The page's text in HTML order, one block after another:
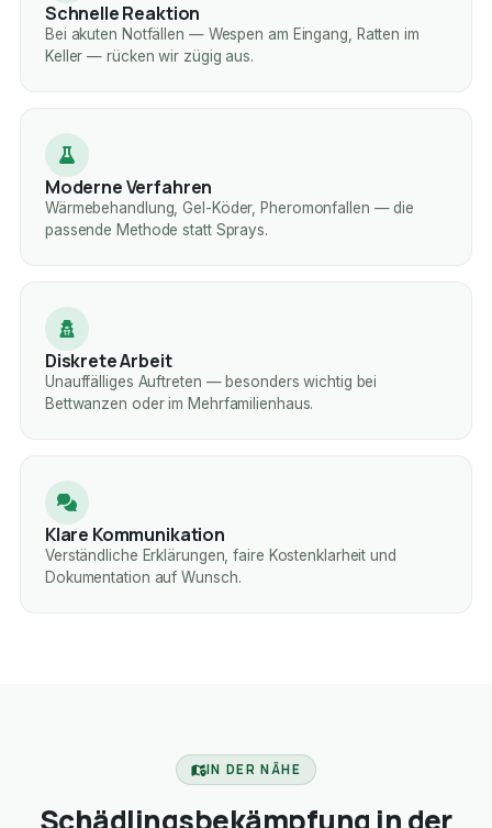
Schnelle Reaktion
Bei akuten Notfällen — Wespen am Eingang, Ratten im
Keller — rücken wir zügig aus.
Moderne Verfahren
Wärmebehandlung, Gel-Köder, Pheromonfallen — die
passende Methode statt Sprays.
Diskrete Arbeit
Unauffälliges Auftreten — besonders wichtig bei
Bettwanzen oder im Mehrfamilienhaus.
Klare Kommunikation
Verständliche Erklärungen, faire Kostenklarheit und
Dokumentation auf Wunsch.
IN DER NÄHE